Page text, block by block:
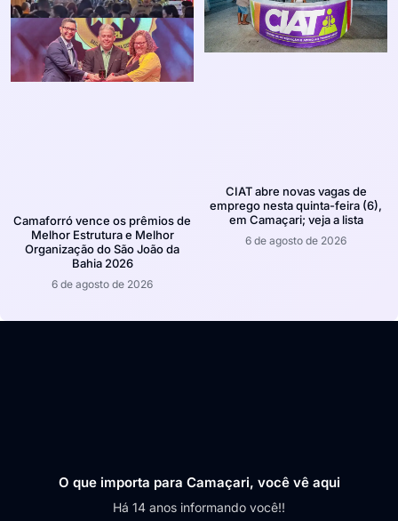
Camaforró vence os prêmios de
Melhor Estrutura e Melhor
Organização do São João da
Bahia 2026
6 de agosto de 2026
CIAT abre novas vagas de
emprego nesta quinta-feira (6),
em Camaçari; veja a lista
6 de agosto de 2026
O que importa para Camaçari, você vê aqui
Há 14 anos informando você!!